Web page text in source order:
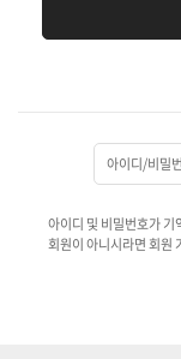
아이디/비밀
아이디 및 비밀번호가
회원이 아니시라면 회원